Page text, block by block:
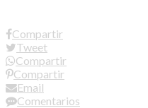
Compartir
Tweet
Compartir
Compartir
Email
Comentarios